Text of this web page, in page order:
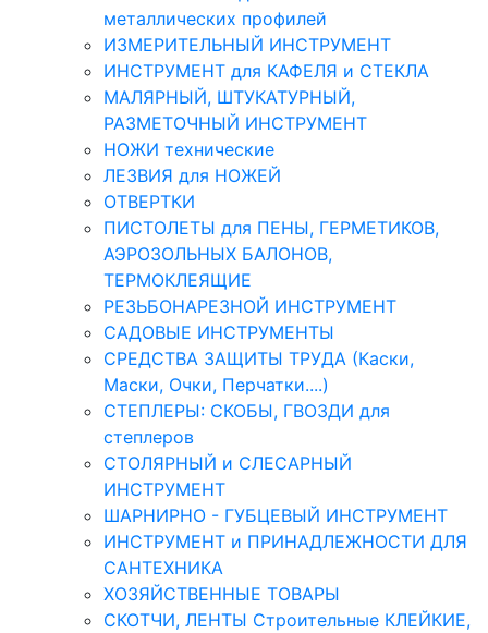
металлических профилей
ИЗМЕРИТЕЛЬНЫЙ ИНСТРУМЕНТ
ИНСТРУМЕНТ для КАФЕЛЯ и СТЕКЛА
МАЛЯРНЫЙ, ШТУКАТУРНЫЙ,
РАЗМЕТОЧНЫЙ ИНСТРУМЕНТ
НОЖИ технические
ЛЕЗВИЯ для НОЖЕЙ
ОТВЕРТКИ
ПИСТОЛЕТЫ для ПЕНЫ, ГЕРМЕТИКОВ,
АЭРОЗОЛЬНЫХ БАЛОНОВ,
ТЕРМОКЛЕЯЩИЕ
РЕЗЬБОНАРЕЗНОЙ ИНСТРУМЕНТ
САДОВЫЕ ИНСТРУМЕНТЫ
СРЕДСТВА ЗАЩИТЫ ТРУДА (Каски,
Маски, Очки, Перчатки....)
СТЕПЛЕРЫ: СКОБЫ, ГВОЗДИ для
степлеров
СТОЛЯРНЫЙ и СЛЕСАРНЫЙ
ИНСТРУМЕНТ
ШАРНИРНО - ГУБЦЕВЫЙ ИНСТРУМЕНТ
ИНСТРУМЕНТ и ПРИНАДЛЕЖНОСТИ ДЛЯ
САНТЕХНИКА
ХОЗЯЙСТВЕННЫЕ ТОВАРЫ
СКОТЧИ, ЛЕНТЫ Строительные КЛЕЙКИЕ,